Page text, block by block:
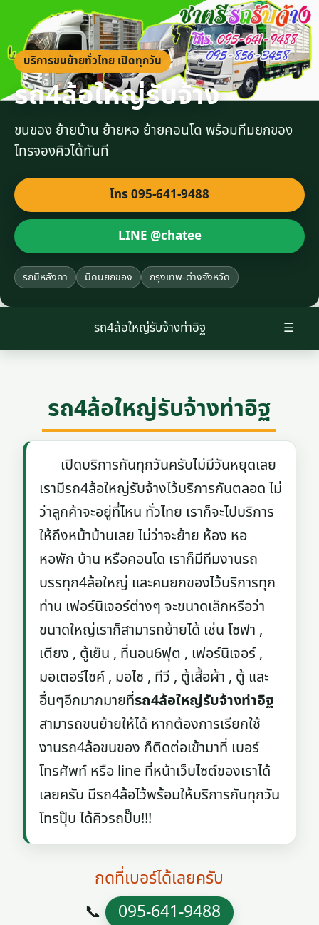
บริการขนย้ายทั่วไทย เปิดทุกวัน
รถ4ล้อใหญ่รับจ้าง
ขนของ ย้ายบ้าน ย้ายหอ ย้ายคอนโด พร้อมทีมยกของ
โทรจองคิวได้ทันที
โทร 095-641-9488
LINE @chatee
รถมีหลังคา มีคนยกของ กรุงเทพ-ต่างจังหวัด
☰
รถ4ล้อใหญ่รับจ้างท่าอิฐ
รถ4ล้อใหญ่รับจ้างท่าอิฐ
เปิดบริการกันทุกวันครับไม่มีวันหยุดเลย
เรามีรถ4ล้อใหญ่รับจ้างไว้บริการกันตลอด ไม่
ว่าลูกค้าจะอยู่ที่ไหน ทั่วไทย เราก็จะไปบริการ
ให้ถึงหน้าบ้านเลย ไม่ว่าจะย้าย ห้อง หอ
หอพัก บ้าน หรือคอนโด เราก็มีทีมงานรถ
บรรทุก4ล้อใหญ่ และคนยกของไว้บริการทุก
ท่าน เฟอร์นิเจอร์ต่างๆ จะขนาดเล็กหรือว่า
ขนาดใหญ่เราก็สามารถย้ายได้ เช่น โซฟา ,
เตียง , ตู้เย็น , ที่นอน6ฟุต , เฟอร์นิเจอร์ ,
มอเตอร์ไซค์ , มอไซ , ทีวี , ตู้เสื้อผ้า , ตู้ และ
อื่นๆอีกมากมายที่รถ4ล้อใหญ่รับจ้างท่าอิฐ
สามารถขนย้ายให้ได้ หากต้องการเรียกใช้
งานรถ4ล้อขนของ ก็ติดต่อเข้ามาที่ เบอร์
โทรศัพท์ หรือ line ที่หน้าเว็บไซต์ของเราได้
เลยครับ มีรถ4ล้อไว้พร้อมให้บริการกันทุกวัน
โทรปุ๊บ ได้คิวรถปั๊บ!!!
กดที่เบอร์ได้เลยครับ
📞 095-641-9488